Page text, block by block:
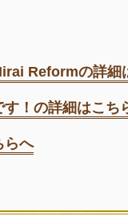
Reformの詳細
！の詳細はこち
らへ